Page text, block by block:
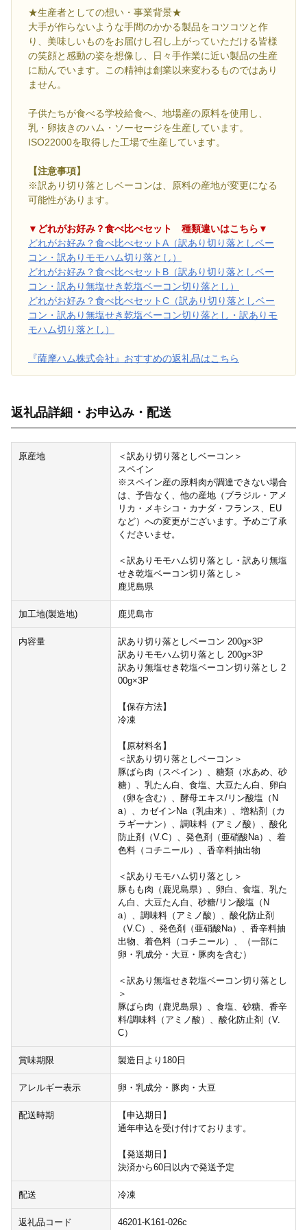
★生産者としての想い・事業背景★
大手が作らないような手間のかかる製品をコツコツと作
り、美味しいものをお届けし召し上がっていただける皆様
の笑顔と感動の姿を想像し、日々手作業に近い製品の生産
に励んでいます。この精神は創業以来変わるものではあり
ません。
子供たちが食べる学校給食へ、地場産の原料を使用し、
乳・卵抜きのハム・ソーセージを生産しています。
ISO22000を取得した工場で生産しています。
【注意事項】
※訳あり切り落としベーコンは、原料の産地が変更になる
可能性があります。
▼どれがお好み？食べ比べセット 種類違いはこちら▼
どれがお好み？食べ比べセットA（訳あり切り落としベー
コン・訳ありモモハム切り落とし）
どれがお好み？食べ比べセットB（訳あり切り落としベー
コン・訳あり無塩せき乾塩ベーコン切り落とし）
どれがお好み？食べ比べセットC（訳あり切り落としベー
コン・訳あり無塩せき乾塩ベーコン切り落とし・訳ありモ
モハム切り落とし）
『薩摩ハム株式会社』おすすめの返礼品はこちら
返礼品詳細・お申込み・配送
原産地
＜訳あり切り落としベーコン＞
スペイン
※スペイン産の原料肉が調達できない場合
は、予告なく、他の産地（ブラジル・アメ
リカ・メキシコ・カナダ・フランス、EU
など）への変更がございます。予めご了承
くださいませ。
＜訳ありモモハム切り落とし・訳あり無塩
せき乾塩ベーコン切り落とし＞
鹿児島県
加工地(製造地) 鹿児島市
内容量
訳あり切り落としベーコン 200g×3P
訳ありモモハム切り落とし 200g×3P
訳あり無塩せき乾塩ベーコン切り落とし 2
00g×3P
【保存方法】
冷凍
【原材料名】
＜訳あり切り落としベーコン＞
豚ばら肉（スペイン）、糖類（水あめ、砂
糖）、乳たん白、食塩、大豆たん白、卵白
（卵を含む）、酵母エキス/リン酸塩（N
a）、カゼインNa（乳由来）、増粘剤（カ
ラギーナン）、調味料（アミノ酸）、酸化
防止剤（V.C）、発色剤（亜硝酸Na）、着
色料（コチニール）、香辛料抽出物
＜訳ありモモハム切り落とし＞
豚もも肉（鹿児島県）、卵白、食塩、乳た
ん白、大豆たん白、砂糖/リン酸塩（N
a）、調味料（アミノ酸）、酸化防止剤
（V.C）、発色剤（亜硝酸Na）、香辛料抽
出物、着色料（コチニール）、（一部に
卵・乳成分・大豆・豚肉を含む）
＜訳あり無塩せき乾塩ベーコン切り落とし
＞
豚ばら肉（鹿児島県）、食塩、砂糖、香辛
料/調味料（アミノ酸）、酸化防止剤（V.
C）
賞味期限 製造日より180日
アレルギー表示 卵・乳成分・豚肉・大豆
配送時期
【申込期日】
通年申込を受け付けております。
【発送期日】
決済から60日以内で発送予定
配送 冷凍
返礼品コード 46201-K161-026c